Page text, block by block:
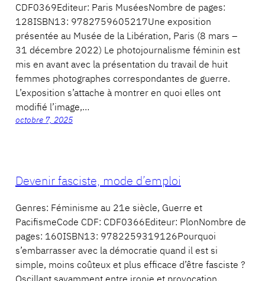
CDF0369Editeur: Paris MuséesNombre de pages:
128ISBN13: 9782759605217Une exposition
présentée au Musée de la Libération, Paris (8 mars –
31 décembre 2022) Le photojournalisme féminin est
mis en avant avec la présentation du travail de huit
femmes photographes correspondantes de guerre.
L’exposition s’attache à montrer en quoi elles ont
modifié l’image,…
octobre 7, 2025
Devenir fasciste, mode d’emploi
Genres: Féminisme au 21e siècle, Guerre et
PacifismeCode CDF: CDF0366Editeur: PlonNombre de
pages: 160ISBN13: 9782259319126Pourquoi
s’embarrasser avec la démocratie quand il est si
simple, moins coûteux et plus efficace d’être fasciste ?
Oscillant savamment entre ironie et provocation,